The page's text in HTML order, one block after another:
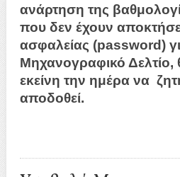
ανάρτηση της
που δεν έχουν
ασφαλείας (password)
Μηχανογραφικό
εκείνη την ημέρα να
αποδοθεί.